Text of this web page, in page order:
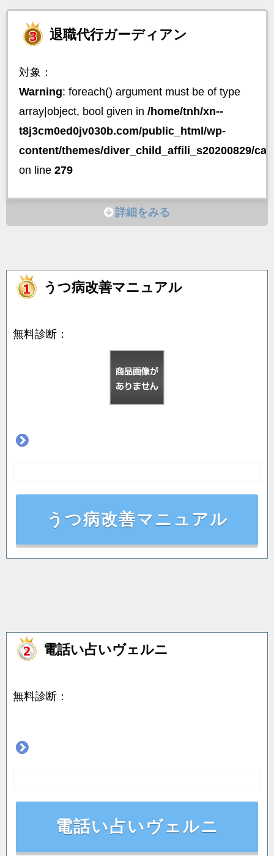
詳細をみる
退職代行ガーディアン
対象：
Warning: foreach() argument must be of type
array|object, bool given in /home/tnh/xn--
t8j3cm0ed0jv030b.com/public_html/wp-
content/themes/diver_child_affili_s20200829/
on line 279
うつ病改善マニュアル
無料診断：
うつ病改善マニュアル
電話い占いヴェルニ
無料診断：
電話い占いヴェルニ